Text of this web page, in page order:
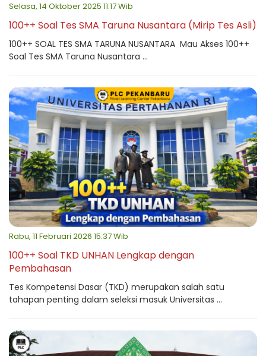
Selasa, 14 Oktober 2025 11:17 Wib
100++ Soal Tes SMA Taruna Nusantara (Mirip Tes Asli)
100++ SOAL TES SMA TARUNA NUSANTARA Mau Akses 100++
Soal Tes SMA Taruna Nusantara ...
Rabu, 11 Februari 2026 15:37 Wib
100++ Soal TKD UNHAN Lengkap dengan
Pembahasan
Tes Kompetensi Dasar (TKD) merupakan salah satu
tahapan penting dalam seleksi masuk Universitas ...